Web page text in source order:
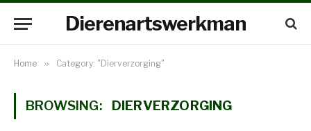
Dierenartswerkman
Home » Category: "Dierverzorging"
BROWSING: DIERVERZORGING